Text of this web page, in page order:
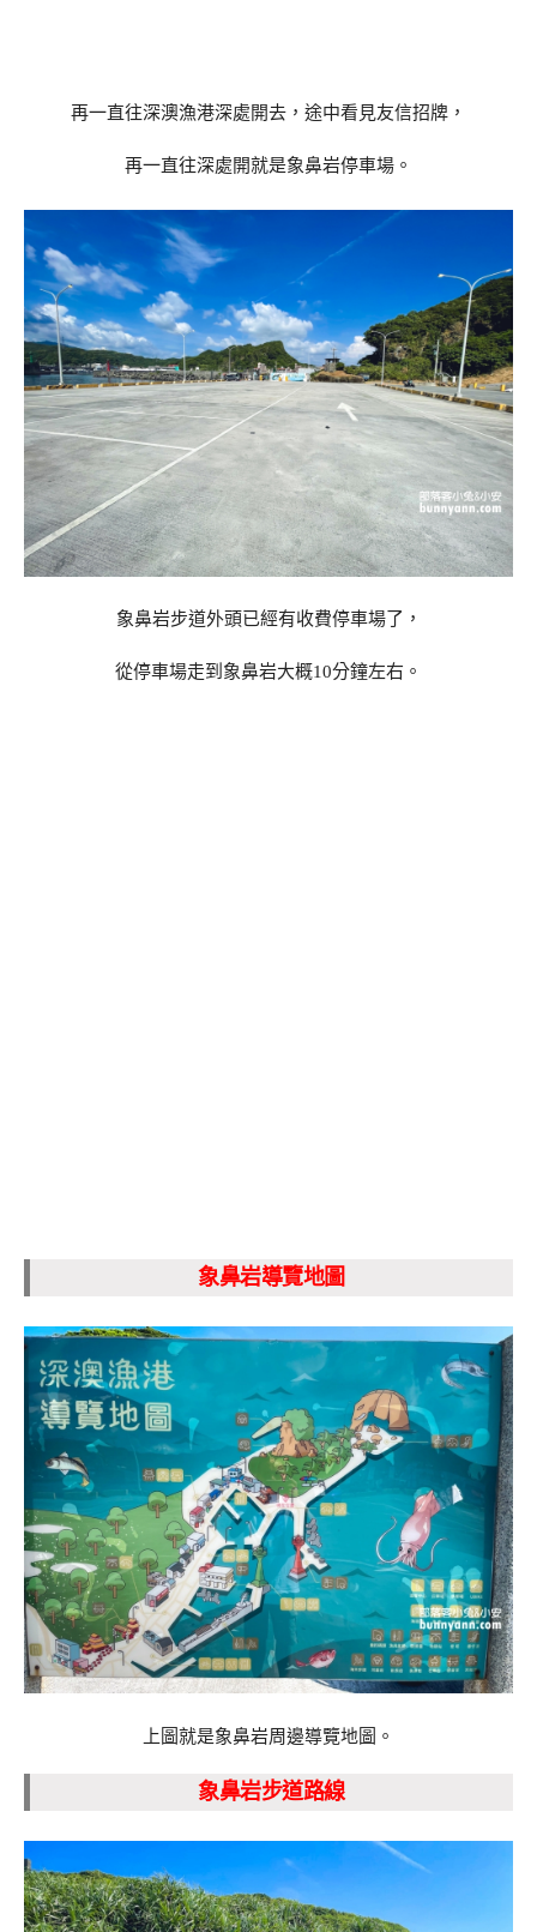
再一直往深澳漁港深處開去，途中看見友信招牌，
再一直往深處開就是象鼻岩停車場。
象鼻岩步道外頭已經有收費停車場了，
從停車場走到象鼻岩大概10分鐘左右。
象鼻岩導覽地圖
上圖就是象鼻岩周邊導覽地圖。
象鼻岩步道路線